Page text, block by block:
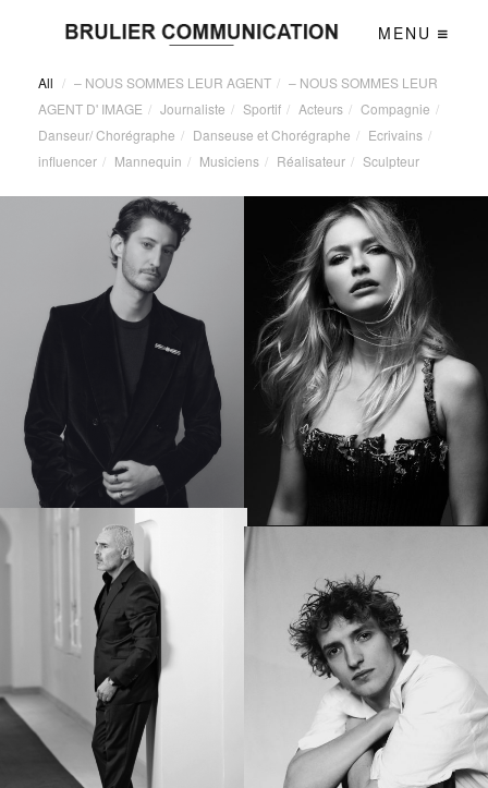
MENU
All / – NOUS SOMMES LEUR AGENT / – NOUS SOMMES LEUR
AGENT D' IMAGE / Journaliste / Sportif / Acteurs / Compagnie /
Danseur/ Chorégraphe / Danseuse et Chorégraphe / Ecrivains /
influencer / Mannequin / Musiciens / Réalisateur / Sculpteur